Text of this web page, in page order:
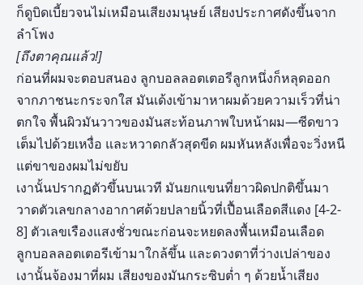
ก็ดูบิดเบี้ยวจนไม่เหมือนเสียงมนุษย์ เสียงประกาศดังขึ้นจาก
ลำโพง
[ถึงตาคุณแล้ว!]
ก่อนที่ผมจะตอบสนอง ลูกบอลลอตเตอรีลูกหนึ่งก็หลุดออก
จากภาชนะกระจกใส มันเด้งเข้ามาหาผมด้วยความเร็วที่น่า
ตกใจ พื้นผิวมันวาวของมันสะท้อนภาพใบหน้าผม—ซีดขาว
เต็มไปด้วยเหงื่อ และหวาดกลัวสุดขีด ผมหันหลังเพื่อจะวิ่งหนี
แต่ขาของผมไม่ขยับ
เงานั้นปรากฏตัวขึ้นบนเวที มันยกแขนที่ยาวผิดปกติขึ้นมา
วาดตัวเลขกลางอากาศด้วยปลายนิ้วที่เปื้อนเลือดสีแดง [4-2-
8] ตัวเลขเรืองแสงชั่วขณะก่อนจะหยดลงพื้นเหมือนเลือด
ลูกบอลลอตเตอรีเข้ามาใกล้ขึ้น และดวงตาที่ว่างเปล่าของ
เงานั้นจ้องมาที่ผม เสียงของมันกระซิบต่ำ ๆ ด้วยน้ำเสียง